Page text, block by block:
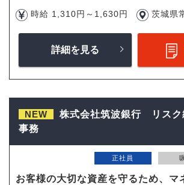
時給 1,310円～1,630円 茨城県
詳細を見る
NEW
株式会社筑波銀行 リスク
事務
正社員
お客様の大切な資産を守るため、マ